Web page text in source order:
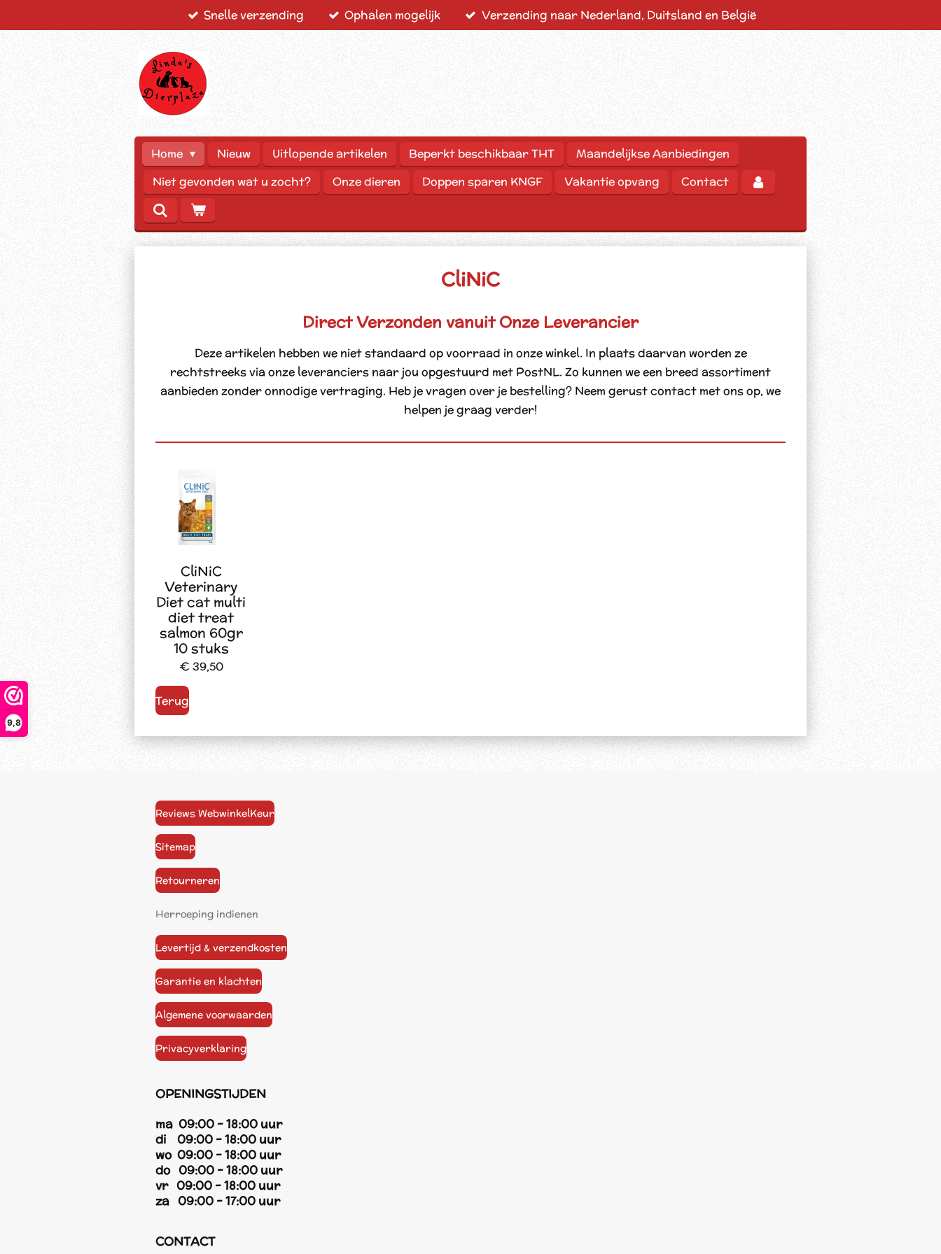
9,8
Snelle verzending Ophalen mogelijk Verzending naar Nederland, Duitsland en België
Home Nieuw Uitlopende artikelen Beperkt beschikbaar THT
Maandelijkse Aanbiedingen
Niet gevonden wat u zocht?
Onze dieren Doppen sparen KNGF Vakantie opvang Contact
CliNiC
Direct Verzonden vanuit Onze Leverancier
Deze artikelen hebben we niet standaard op voorraad in onze winkel. In plaats daarvan worden ze
rechtstreeks via onze leveranciers naar jou opgestuurd met PostNL. Zo kunnen we een breed assortiment
aanbieden zonder onnodige vertraging. Heb je vragen over je bestelling? Neem gerust contact met ons op, we
helpen je graag verder!
CliNiC
Veterinary
Diet cat multi
diet treat
salmon 60gr
10 stuks
€ 39,50
Terug
Reviews WebwinkelKeur
Sitemap
Retourneren
Herroeping indienen
Levertijd & verzendkosten
Garantie en klachten
Algemene voorwaarden
Privacyverklaring
OPENINGSTIJDEN
ma 09:00 - 18:00 uur
di 09:00 - 18:00 uur
wo 09:00 - 18:00 uur
do 09:00 - 18:00 uur
vr 09:00 - 18:00 uur
za 09:00 - 17:00 uur
CONTACT